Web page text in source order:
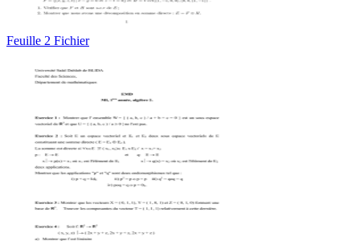
Feuille 2 Fichier